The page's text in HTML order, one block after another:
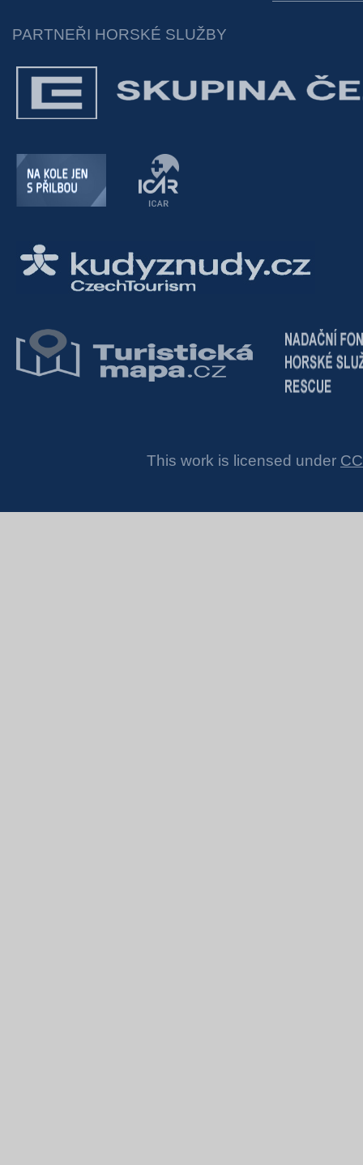
PARTNEŘI HORSKÉ SLUŽBY
This work is licensed under